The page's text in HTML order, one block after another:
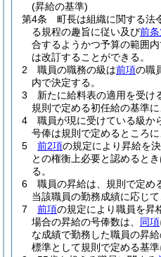
(昇給の基準)
第4条
町長は組織に関する法
る規程の趣旨に従い及び前
合するようかつ予算の範囲
は改訂することができる。
2
職員の職務の級は前項の職
内で決定する。
3
新たに給料表の適用を受け
規則で定める初任給の基準に
4
職員が現に受けている級か
号俸は規則で定めるところに
5
前2項の規定により昇給を
との権衡上必要と認めると
る。
6
職員の昇給は、規則で定め
当該職員の勤務成績に応じて
7
前項の規定により職員を昇
場合の昇給の号俸数は、 同項
な成績で勤務した職員の昇
標準として規則で定める基